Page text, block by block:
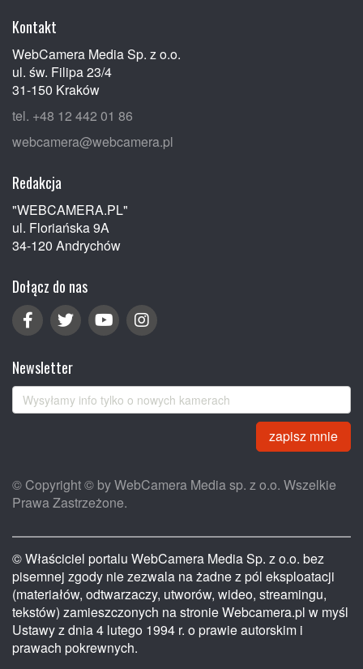
Kontakt
WebCamera Media Sp. z o.o.
ul. św. Filipa 23/4
31-150 Kraków
tel. +48 12 442 01 86
webcamera@webcamera.pl
Redakcja
"WEBCAMERA.PL"
ul. Floriańska 9A
34-120 Andrychów
Dołącz do nas
Newsletter
zapisz mnie
© Copyright © by WebCamera Media sp. z o.o. Wszelkie
Prawa Zastrzeżone.
© Właściciel portalu WebCamera Media Sp. z o.o. bez
pisemnej zgody nie zezwala na żadne z pól eksploatacji
(materiałów, odtwarzaczy, utworów, wideo, streamingu,
tekstów) zamieszczonych na stronie Webcamera.pl w myśl
Ustawy z dnia 4 lutego 1994 r. o prawie autorskim i
prawach pokrewnych.